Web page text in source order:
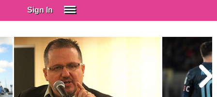
Sign In
SUBSCRIBE